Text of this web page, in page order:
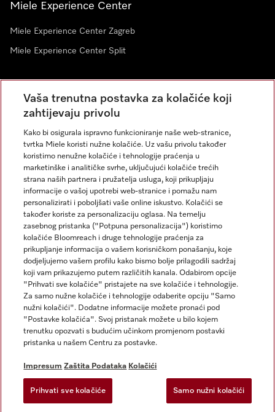
Miele Experience Center
Miele Experience Center Zagreb
Miele Experience Center Split
Newsletter
Impresum
Opći uvjeti
Zaštita podataka
Uvjeti Korištenja
Izjava o pristupačnosti
Zakon o digitalnim uslugama
Postavke kolačića
Miele na Instagramu
Miele na Facebooku
Vaša trenutna postavka za kolačiće koji
zahtijevaju privolu
Kako bi osigurala ispravno funkcioniranje naše web-stranice,
tvrtka Miele koristi nužne kolačiće. Uz vašu privolu također
koristimo nenužne kolačiće i tehnologije praćenja u
marketinške i analitičke svrhe, uključujući kolačiće trećih
strana naših partnera i pružatelja usluga, koji prikupljaju
informacije o vašoj upotrebi web-stranice i pomažu nam
personalizirati i poboljšati vaše online iskustvo. Kolačići se
također koriste za personalizaciju oglasa. Na temelju
zasebnog pristanka ("Potpuna personalizacija") koristimo
kolačiće Bloomreach i druge tehnologije praćenja za
prikupljanje informacija o vašem korisničkom ponašanju, koje
dodjeljujemo vašem profilu kako bismo bolje prilagodili sadržaj
koji vam prikazujemo putem različitih kanala. Odabirom opcije
"Prihvati sve kolačiće" pristajete na sve kolačiće i tehnologije.
Za samo nužne kolačiće i tehnologije odaberite opciju "Samo
nužni kolačići". Dodatne informacije možete pronaći pod
"Postavke kolačića". Svoj pristanak možete u bilo kojem
trenutku opozvati s budućim učinkom promjenom postavki
pristanka u našem Centru za postavke.
Impresum Zaštita Podataka Kolačići
Prihvati sve kolačiće Samo nužni kolačići